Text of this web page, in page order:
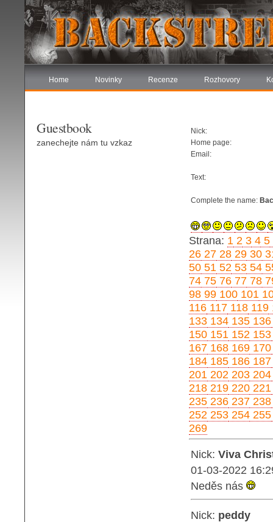
Home Novinky Recenze Rozhovory
Nick:
Home page:
Email:
Text:
Complete the name:
Strana: 1 2 3 4 5
26 27 28 29 30
50 51 52 53 54
74 75 76 77 78
98 99 100 101
116 117 118 119
133 134 135 136
150 151 152 153
167 168 169 170
184 185 186 187
201 202 203 204
218 219 220 221
235 236 237 238
252 253 254 255
269
Nick: Viva
01-03-2022
Neděs nás
Nick: peddy
Guestbook
zanechejte nám tu vzkaz